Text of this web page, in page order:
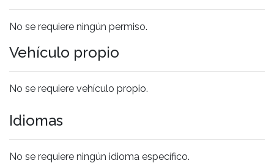
No se requiere ningún permiso.
Vehículo propio
No se requiere vehículo propio.
Idiomas
No se requiere ningún idioma específico.